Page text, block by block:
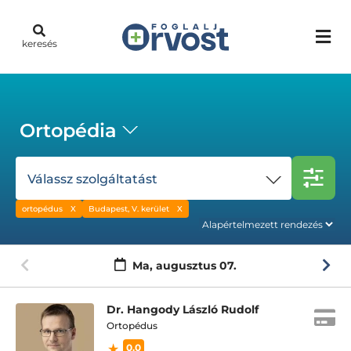
keresés
Ortopédia
Válassz szolgáltatást
ortopédus Budapest, V. kerület
Ma, augusztus 07.
Dr. Hangody László Rudolf
Ortopédus
0.0